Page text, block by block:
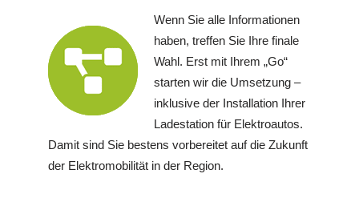
Wenn Sie alle Informationen
haben, treffen Sie Ihre finale
Wahl. Erst mit Ihrem „Go“
starten wir die Umsetzung –
inklusive der Installation Ihrer
Ladestation für Elektroautos.
Damit sind Sie bestens vorbereitet auf die Zukunft
der Elektromobilität in der Region.